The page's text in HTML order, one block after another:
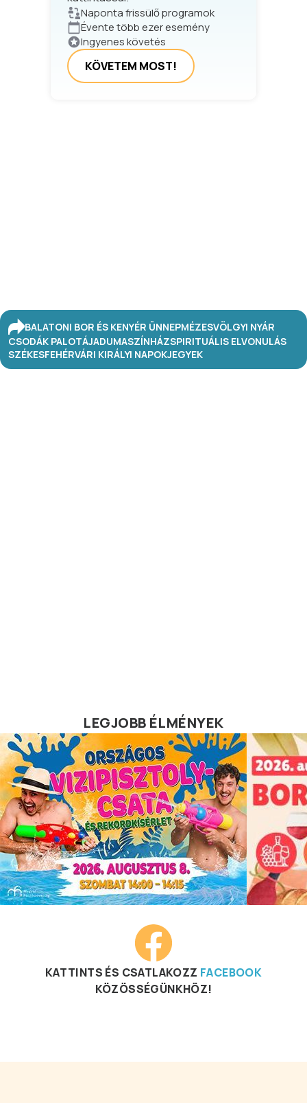
Naponta frissülő programok
Évente több ezer esemény
Ingyenes követés
KÖVETEM MOST!
BALATONI BOR ÉS KENYÉR ÜNNEPMÉZESVÖLGYI NYÁR
CSODÁK PALOTÁJADUMASZÍNHÁZSPIRITUÁLIS ELVONULÁS
SZÉKESFEHÉRVÁRI KIRÁLYI NAPOKJEGYEK
LEGJOBB ÉLMÉNYEK
KATTINTS ÉS CSATLAKOZZ FACEBOOK
KÖZÖSSÉGÜNKHÖZ!